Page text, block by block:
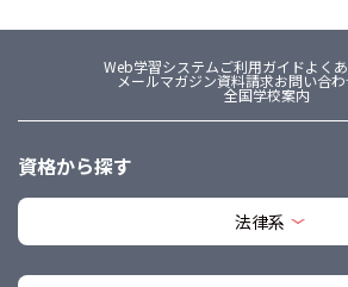
Web学習システムご利用ガイドよく
メールマガジン資料請求お問い合
全国学校案内
資格から探す
法律系